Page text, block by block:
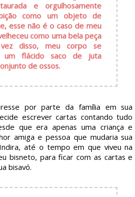
e orgulhosamente
como um objeto de
esse não é o caso de meu
como uma bela peça
disso, meu corpo se
um flácido saco de juta
de ossos.
por parte da família em sua
escrever cartas contando tudo
que era apenas uma criança e
amiga e pessoa que mudaria sua
até o tempo em que viveu na
bisneto, para ficar com as cartas e
bisavó.